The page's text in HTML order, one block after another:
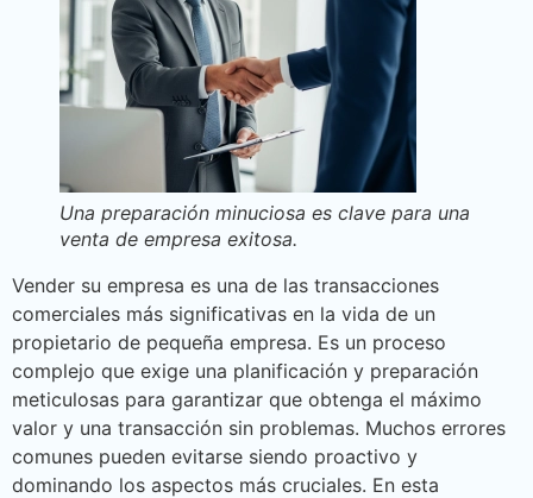
Una preparación minuciosa es clave para una
venta de empresa exitosa.
Vender su empresa es una de las transacciones
comerciales más significativas en la vida de un
propietario de pequeña empresa. Es un proceso
complejo que exige una planificación y preparación
meticulosas para garantizar que obtenga el máximo
valor y una transacción sin problemas. Muchos errores
comunes pueden evitarse siendo proactivo y
dominando los aspectos más cruciales. En esta